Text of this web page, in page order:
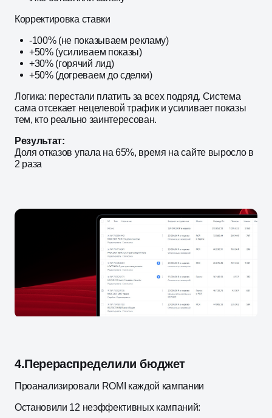
Корректировка ставки
-100% (не показываем рекламу)
+50% (усиливаем показы)
+30% (горячий лид)
+50% (догреваем до сделки)
Логика: перестали платить за всех подряд. Система
сама отсекает нецелевой трафик и усиливает показы
тем, кто реально заинтересован.
Результат:
Доля отказов упала на 65%, время на сайте выросло в
2 раза
4.Перераспределили бюджет
Проанализировали ROMI каждой кампании
Остановили 12 неэффективных кампаний: